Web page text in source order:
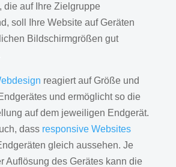
, die auf Ihre Zielgruppe
soll Ihre Website auf Geräten
Bildschirmgrößen gut
reagiert auf Größe und
und ermöglicht so die
auf dem jeweiligen Endgerät.
dass responsive Websites
gleich aussehen. Je
Auflösung des Gerätes kann die